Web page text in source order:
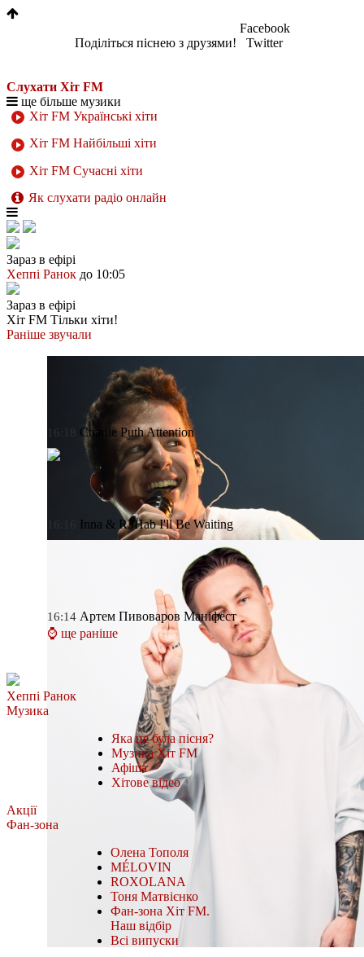
Поділіться піснею з друзями!
Facebook
Twitter
Слухати Хіт FM
ще більше музики
Хіт FM Українські хіти
Хіт FM Найбільші хіти
Хіт FM Сучасні хіти
Як слухати радіо онлайн
Зараз в ефірі
Хеппі Ранок до 10:05
Зараз в ефірі
Хіт FM Тільки хіти!
Раніше звучали
16:18 Charlie PuthAttention
16:16 Inna & R3Hab I'll Be Waiting
16:14 Артем Пивоваров Маніфест
⌚ ще раніше
Хеппі Ранок
Музика
Яка це була пісня?
Музика Хіт FM
Афіша
Хітове відео
Акції
Фан-зона
Олена Тополя
MÉLOVIN
ROXOLANA
Тоня Матвієнко
Фан-зона Хіт FM.
Наш відбір
Всі випуски